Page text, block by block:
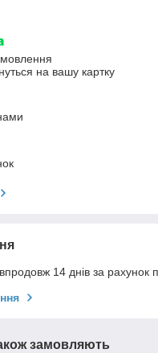
на вашу картку
14 днів за рахунок
замовляють